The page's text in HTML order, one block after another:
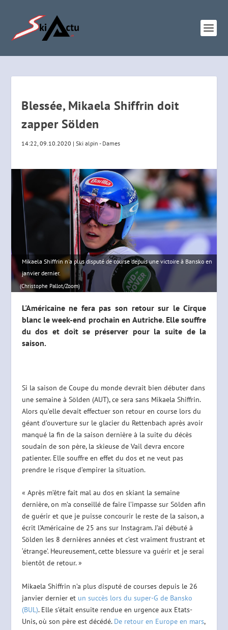
Blessée, Mikaela Shiffrin doit
zapper Sölden
14:22, 09.10.2020 |Ski alpin - Dames
Mikaela Shiffrin n'a plus disputé de course depuis une victoire à Bansko en
janvier dernier.
(Christophe Pallot/Zoom)
L'Américaine ne fera pas son retour sur le Cirque
blanc le week-end prochain en Autriche. Elle souffre
du dos et doit se préserver pour la suite de la
saison.
Si la saison de Coupe du monde devrait bien débuter dans
une semaine à Sölden (AUT), ce sera sans Mikaela Shiffrin.
Alors qu’elle devait effectuer son retour en course lors du
géant d’ouverture sur le glacier du Rettenbach après avoir
manqué la fin de la saison dernière à la suite du décès
soudain de son père, la skieuse de Vail devra encore
patienter. Elle souffre en effet du dos et ne veut pas
prendre le risque d’empirer la situation.
« Après m’être fait mal au dos en skiant la semaine
dernière, on m’a conseillé de faire l’impasse sur Sölden afin
de guérir et que je puisse concourir le reste de la saison, a
écrit l’Américaine de 25 ans sur Instagram. J’ai débuté à
Sölden les 8 dernières années et c’est vraiment frustrant et
‘étrange’. Heureusement, cette blessure va guérir et je serai
bientôt de retour. »
Mikaela Shiffrin n’a plus disputé de courses depuis le 26
janvier dernier et un succès lors du super-G de Bansko
(BUL). Elle s’était ensuite rendue en urgence aux Etats-
Unis, où son père est décédé. De retour en Europe en mars,